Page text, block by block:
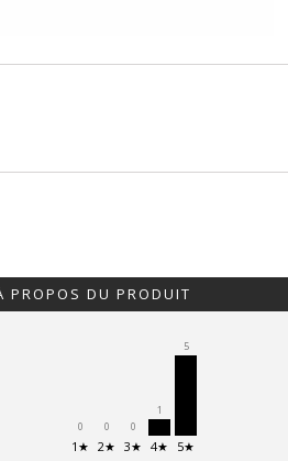
PROPOS DU PRODUIT
0
1★
0
2★
0
3★
1
4★
5
5★